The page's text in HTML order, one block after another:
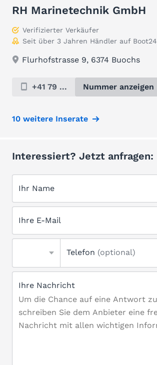
RH Marinetechnik GmbH
Verifizierter Verkäufer
Seit über 3 Jahren Händler auf Boot24
Flurhofstrasse 9, 6374 Buochs
+41 79 ... Nummer anzeigen
10 weitere Inserate
Interessiert? Jetzt anfragen:
Ihr Name
Ihre E-Mail
Telefon (optional)
Ihre Nachricht